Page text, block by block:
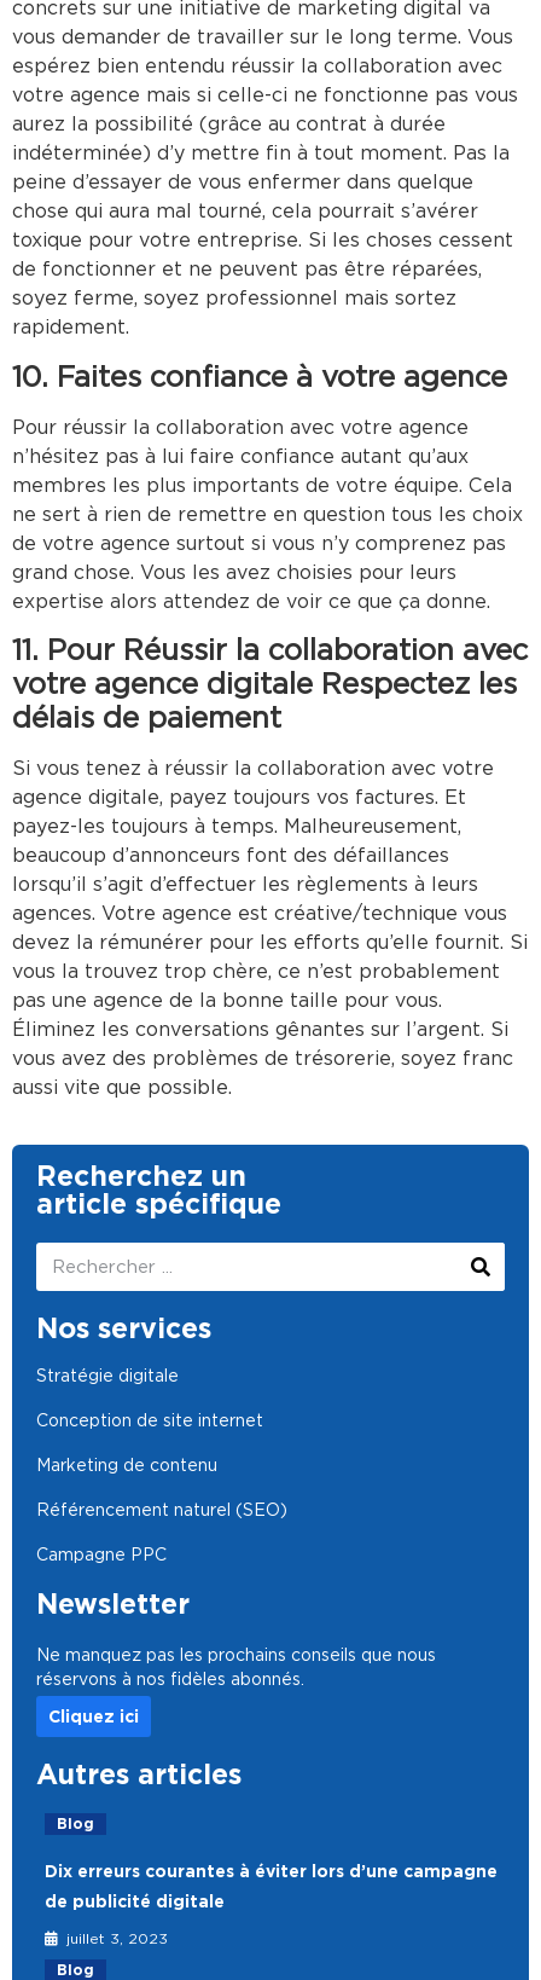
concrets sur une initiative de marketing digital va
vous demander de travailler sur le long terme. Vous
espérez bien entendu réussir la collaboration avec
votre agence mais si celle-ci ne fonctionne pas vous
aurez la possibilité (grâce au contrat à durée
indéterminée) d’y mettre fin à tout moment. Pas la
peine d’essayer de vous enfermer dans quelque
chose qui aura mal tourné, cela pourrait s’avérer
toxique pour votre entreprise. Si les choses cessent
de fonctionner et ne peuvent pas être réparées,
soyez ferme, soyez professionnel mais sortez
rapidement.
10. Faites confiance à votre agence
Pour réussir la collaboration avec votre agence
n’hésitez pas à lui faire confiance autant qu’aux
membres les plus importants de votre équipe. Cela
ne sert à rien de remettre en question tous les choix
de votre agence surtout si vous n’y comprenez pas
grand chose. Vous les avez choisies pour leurs
expertise alors attendez de voir ce que ça donne.
11. Pour Réussir la collaboration avec
votre agence digitale Respectez les
délais de paiement
Si vous tenez à réussir la collaboration avec votre
agence digitale, payez toujours vos factures. Et
payez-les toujours à temps. Malheureusement,
beaucoup d’annonceurs font des défaillances
lorsqu’il s’agit d’effectuer les règlements à leurs
agences. Votre agence est créative/technique vous
devez la rémunérer pour les efforts qu’elle fournit. Si
vous la trouvez trop chère, ce n’est probablement
pas une agence de la bonne taille pour vous.
Éliminez les conversations gênantes sur l’argent. Si
vous avez des problèmes de trésorerie, soyez franc
aussi vite que possible.
Recherchez un
article spécifique
Nos services
Stratégie digitale
Conception de site internet
Marketing de contenu
Référencement naturel (SEO)
Campagne PPC
Newsletter
Ne manquez pas les prochains conseils que nous
réservons à nos fidèles abonnés.
Cliquez ici
Autres articles
Blog
Dix erreurs courantes à éviter lors d’une campagne
de publicité digitale
juillet 3, 2023
Blog